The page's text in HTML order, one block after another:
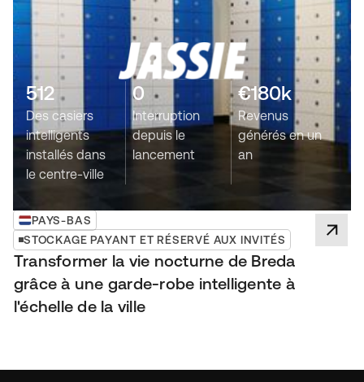
512
Des casiers
intelligents
installés dans
le centre-ville
0
Interruption
depuis le
lancement
€180k
Revenus
générés en un
an
PAYS-BAS
STOCKAGE PAYANT ET RÉSERVÉ AUX INVITÉS
Transformer la vie nocturne de Breda
grâce à une garde-robe intelligente à
l'échelle de la ville